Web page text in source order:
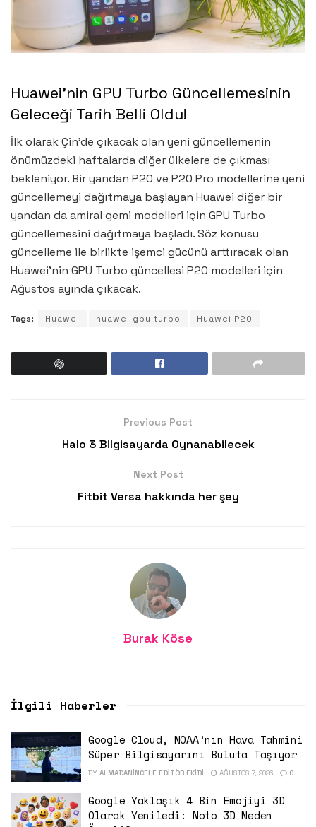
Huawei’nin GPU Turbo Güncellemesinin
Geleceği Tarih Belli Oldu!
İlk olarak Çin’de çıkacak olan yeni güncellemenin
önümüzdeki haftalarda diğer ülkelere de çıkması
bekleniyor. Bir yandan P20 ve P20 Pro modellerine yeni
güncellemeyi dağıtmaya başlayan Huawei diğer bir
yandan da amiral gemi modelleri için GPU Turbo
güncellemesini dağıtmaya başladı. Söz konusu
güncelleme ile birlikte işemci gücünü arttıracak olan
Huawei’nin GPU Turbo güncellesi P20 modelleri için
Ağustos ayında çıkacak.
Tags: Huawei huawei gpu turbo Huawei P20
Previous Post
Halo 3 Bilgisayarda Oynanabilecek
Next Post
Fitbit Versa hakkında her şey
Burak Köse
İlgili Haberler
Google Cloud, NOAA’nın Hava Tahmini
Süper Bilgisayarını Buluta Taşıyor
BY ALMADANINCELE EDITÖR EKIBI AĞUSTOS 7, 2026 0
Google Yaklaşık 4 Bin Emojiyi 3D
Olarak Yeniledi: Noto 3D Neden